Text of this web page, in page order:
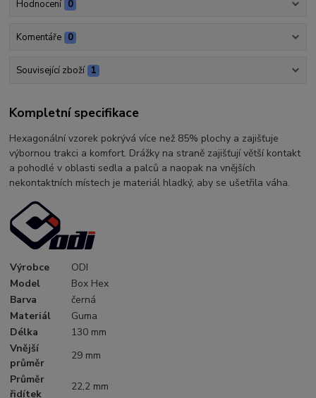
Hodnocení 0
Komentáře 0
Související zboží 1
Kompletní specifikace
Hexagonální vzorek pokrývá více než 85% plochy a zajišťuje
výbornou trakci a komfort. Drážky na straně zajišťují větší kontakt
a pohodlé v oblasti sedla a palců a naopak na vnějších
nekontaktních místech je materiál hladký, aby se ušetřila váha.
Výrobce
ODI
Model
Box Hex
Barva
černá
Materiál
Guma
Délka
130 mm
Vnější
průměr
29 mm
Průměr
řidítek
22,2 mm